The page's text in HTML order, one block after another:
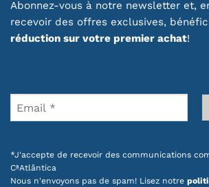
Abonnez-vous à notre newsletter et,
recevoir des offres exclusives,
réduction sur votre premier achat!
*J'accepte de recevoir des communications
CªAtlântica
Nous n'envoyons pas de spam! Lisez notre